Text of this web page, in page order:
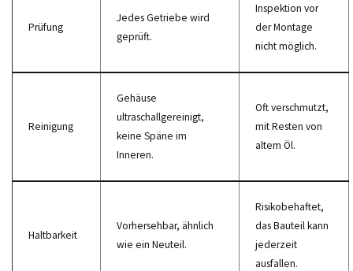
Prüfung
Jedes Getriebe wird
geprüft.
Inspektion vor
der Montage
nicht möglich.
Reinigung
Gehäuse
ultraschallgereinigt,
keine Späne im
Inneren.
Oft verschmutzt,
mit Resten von
altem Öl.
Haltbarkeit
Vorhersehbar, ähnlich
wie ein Neuteil.
Risikobehaftet,
das Bauteil kann
jederzeit
ausfallen.